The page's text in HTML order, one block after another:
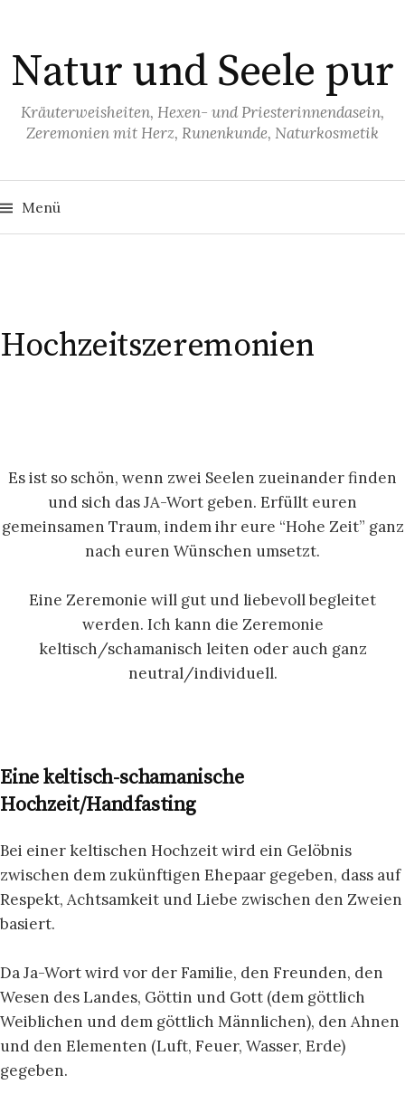
z
u
m
a
l
Natur und Seele pur
Kräuterweisheiten, Hexen- und Priesterinnendasein,
Zeremonien mit Herz, Runenkunde, Naturkosmetik
Menü
Hochzeitszeremonien
Es ist so schön, wenn zwei Seelen zueinander finden
und sich das JA-Wort geben. Erfüllt euren
gemeinsamen Traum, indem ihr eure “Hohe Zeit” ganz
nach euren Wünschen umsetzt.
Eine Zeremonie will gut und liebevoll begleitet
werden. Ich kann die Zeremonie
keltisch/schamanisch leiten oder auch ganz
neutral/individuell.
Eine keltisch-schamanische
Hochzeit/Handfasting
Bei einer keltischen Hochzeit wird ein Gelöbnis
zwischen dem zukünftigen Ehepaar gegeben, dass auf
Respekt, Achtsamkeit und Liebe zwischen den Zweien
basiert.
Da Ja-Wort wird vor der Familie, den Freunden, den
Wesen des Landes, Göttin und Gott (dem göttlich
Weiblichen und dem göttlich Männlichen), den Ahnen
und den Elementen (Luft, Feuer, Wasser, Erde)
gegeben.